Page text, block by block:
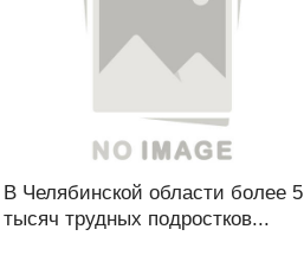
В Челябинской области более 5
тысяч трудных подростков...